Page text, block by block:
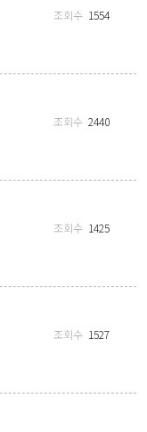
조회수 1554
조회수 2440
조회수 1425
조회수 1527